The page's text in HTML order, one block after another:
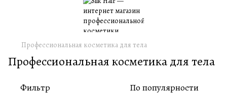
Профессиональная косметика для тела
Профессиональная косметика для тела
Фильтр По популярности